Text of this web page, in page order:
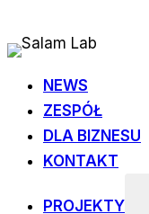
do
NEWS
ZESPÓŁ
DLA BIZNESU
KONTAKT
PROJEKTY